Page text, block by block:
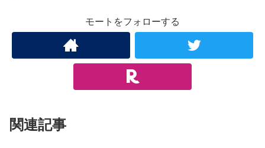
モートをフォローする
関連記事